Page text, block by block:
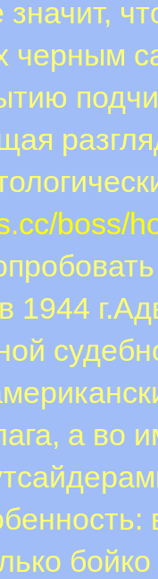
значит,
черным
boss/
1944
а во